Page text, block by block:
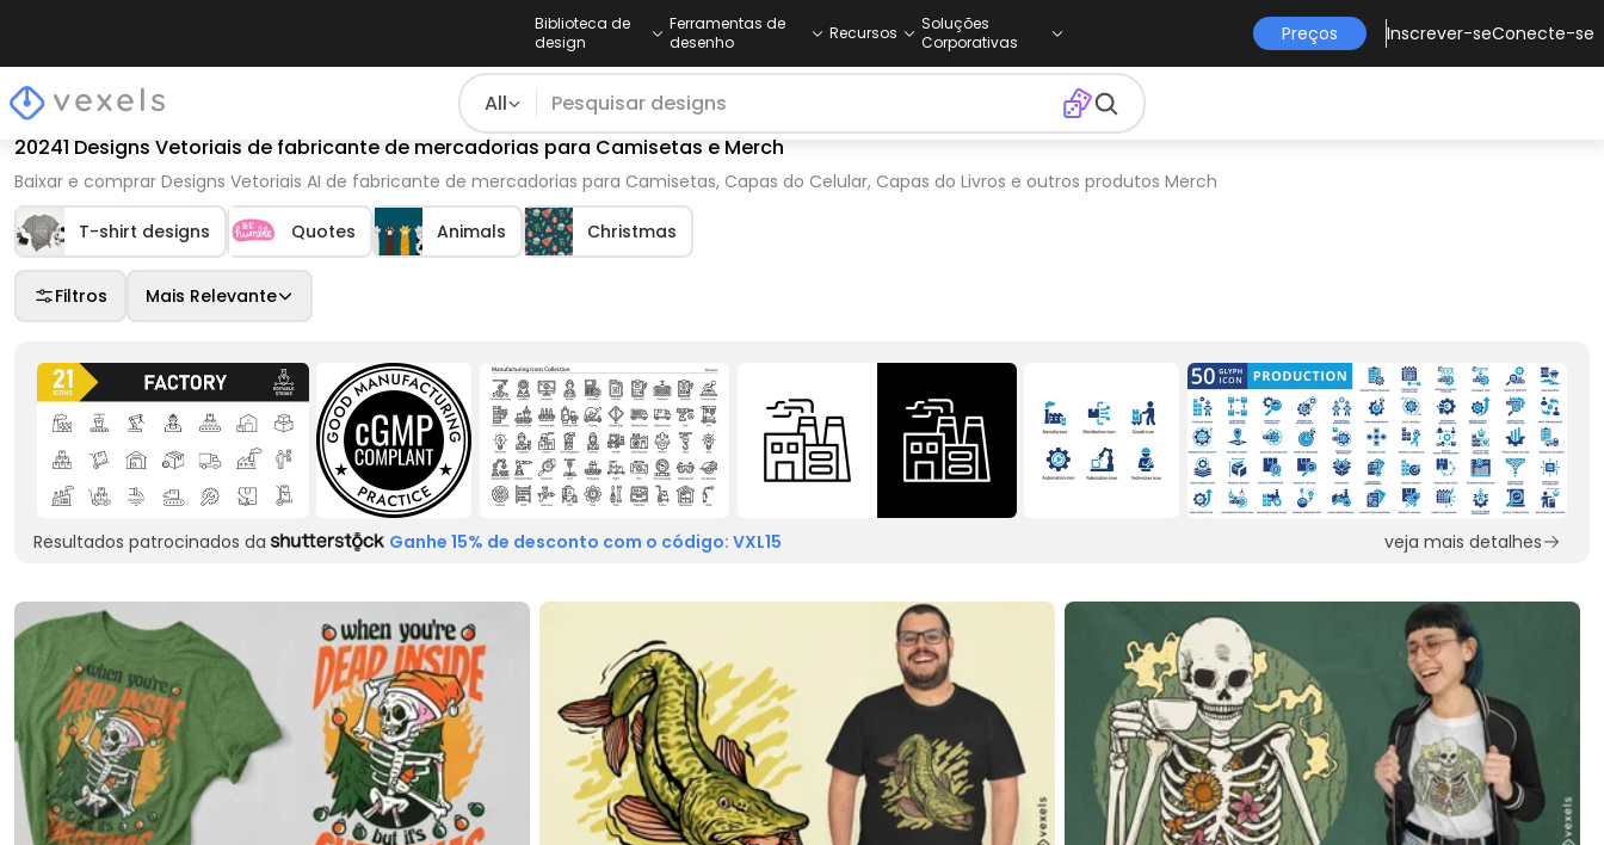
Biblioteca de
design
Ferramentas de
desenho
Recursos
Soluções
Corporativas
Preços Inscrever-seConecte-se
All
20241 Designs Vetoriais de fabricante de mercadorias para Camisetas e Merch
Baixar e comprar Designs Vetoriais AI de fabricante de mercadorias para Camisetas, Capas do Celular, Capas do Livros e outros produtos Merch
T-shirt designs Quotes Animals Christmas
Filtros Mais Relevante
Resultados patrocinados da Ganhe 15% de desconto com o código: VXL15 veja mais detalhes